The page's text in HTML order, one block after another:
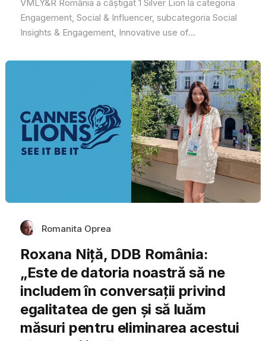
VMLY&R România a câștigat 1 Silver Lion la categoria
Engagement, Social & Influencer, subcategoria Social
Insights & Engagement, Innovative use of...
Romanita Oprea
Roxana Niță, DDB România:
„Este de datoria noastră să ne
includem în conversații privind
egalitatea de gen și să luăm
măsuri pentru eliminarea acestui